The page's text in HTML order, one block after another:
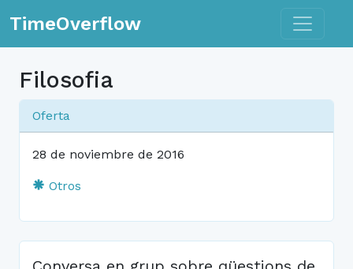
TimeOverflow Toggle
Filosofia
Oferta
28 de noviembre de 2016
Otros